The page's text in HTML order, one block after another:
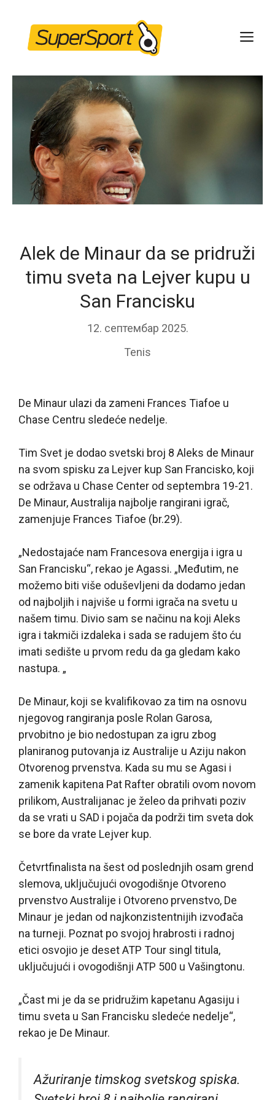
content
Alek de Minaur da se pridruži
timu sveta na Lejver kupu u
San Francisku
12. септембар 2025.
Tenis
De Minaur ulazi da zameni Frances Tiafoe u
Chase Centru sledeće nedelje.
Tim Svet je dodao svetski broj 8 Aleks de Minaur
na svom spisku za Lejver kup San Francisko, koji
se održava u Chase Center od septembra 19-21.
De Minaur, Australija najbolje rangirani igrač,
zamenjuje Frances Tiafoe (br.29).
„Nedostajaće nam Francesova energija i igra u
San Francisku“, rekao je Agassi. „Međutim, ne
možemo biti više oduševljeni da dodamo jedan
od najboljih i najviše u formi igrača na svetu u
našem timu. Divio sam se načinu na koji Aleks
igra i takmiči izdaleka i sada se radujem što ću
imati sedište u prvom redu da ga gledam kako
nastupa. „
De Minaur, koji se kvalifikovao za tim na osnovu
njegovog rangiranja posle Rolan Garosa,
prvobitno je bio nedostupan za igru zbog
planiranog putovanja iz Australije u Aziju nakon
Otvorenog prvenstva. Kada su mu se Agasi i
zamenik kapitena Pat Rafter obratili ovom novom
prilikom, Australijanac je želeo da prihvati poziv
da se vrati u SAD i pojača da podrži tim sveta dok
se bore da vrate Lejver kup.
Četvrtfinalista na šest od poslednjih osam grend
slemova, uključujući ovogodišnje Otvoreno
prvenstvo Australije i Otvoreno prvenstvo, De
Minaur je jedan od najkonzistentnijih izvođača
na turneji. Poznat po svojoj hrabrosti i radnoj
etici osvojio je deset ATP Tour singl titula,
uključujući i ovogodišnji ATP 500 u Vašingtonu.
„Čast mi je da se pridružim kapetanu Agasiju i
timu sveta u San Francisku sledeće nedelje“,
rekao je De Minaur.
Ažuriranje timskog svetskog spiska.